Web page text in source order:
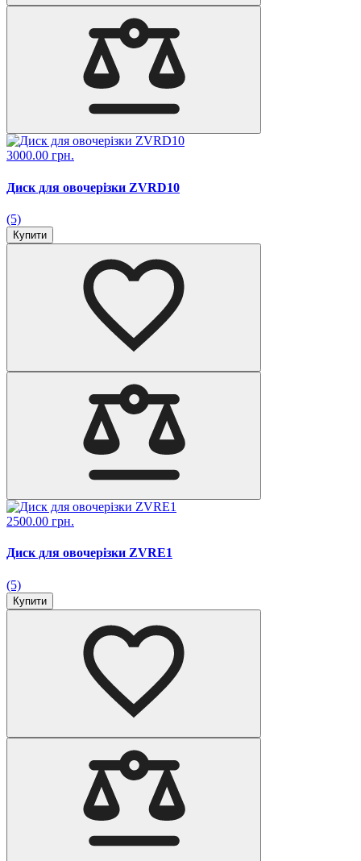
3000.00 грн.
Диск для овочерізки ZVRD10
(5)
Купити
2500.00 грн.
Диск для овочерізки ZVRE1
(5)
Купити